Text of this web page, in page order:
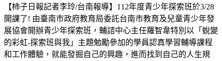
【柿子日報記者李玲/台南報導】112年度青少年探索班於3/28
開課了! 由臺南市政府教育局委託台南市教育及兒童青少年發
展協會開辦青少年探索班，輔諮中心主任羅智韋特別以「蛻變
的彩虹-探索班與我」主題勉勵參加的學員認真學習輔導課程
和工作體驗，就能發掘自己的興趣，進而找到自己的人生規